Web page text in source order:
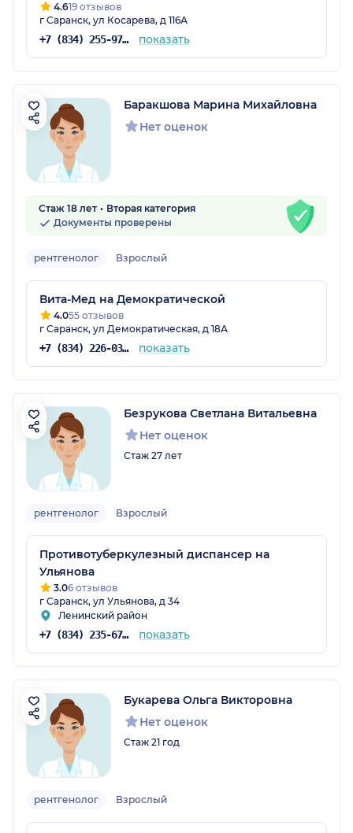
4.619 отзывов
г Саранск, ул Косарева, д 116А
+7 (834) 255-97-65 показать
Баракшова Марина Михайловна
Нет оценок
Стаж 18 лет
Вторая категория
Документы проверены
рентгенолог Взрослый
Вита-Мед на Демократической
4.055 отзывов
г Саранск, ул Демократическая, д 18А
+7 (834) 226-03-03 показать
Безрукова Светлана Витальевна
Нет оценок
Стаж 27 лет
рентгенолог Взрослый
Противотуберкулезный диспансер на
Ульянова
3.06 отзывов
г Саранск, ул Ульянова, д 34
Ленинский район
+7 (834) 235-67-84 показать
Букарева Ольга Викторовна
Нет оценок
Стаж 21 год
рентгенолог Взрослый